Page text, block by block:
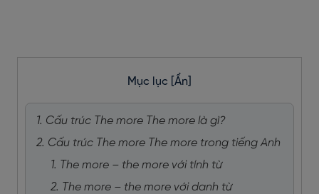
Mục lục [Ẩn]
1. Cấu trúc The more The more là gì?
2. Cấu trúc The more The more trong tiếng Anh
1. The more – the more với tính từ
2. The more – the more với danh từ